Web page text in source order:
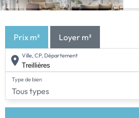
Prix m² Loyer m²
Ville, CP, Département
Type de bien
Tous types